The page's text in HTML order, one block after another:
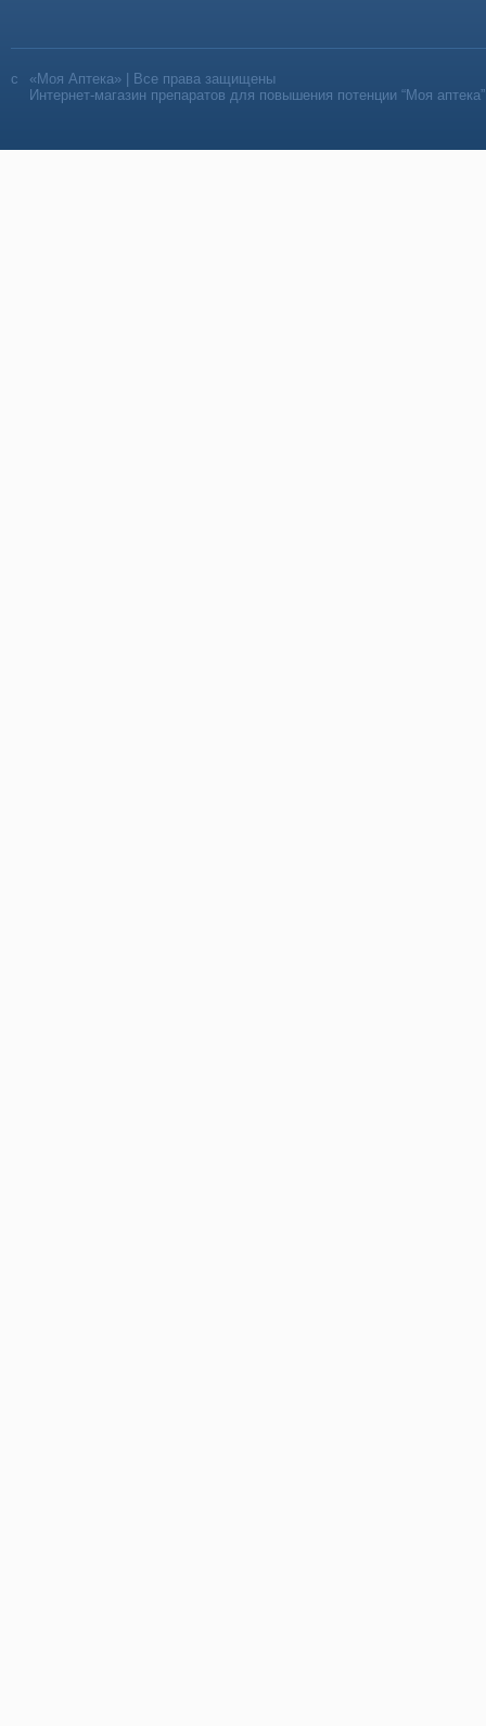
«Моя Аптека» | Все права защищены
Интернет-магазин препаратов для повышения потенции “Моя